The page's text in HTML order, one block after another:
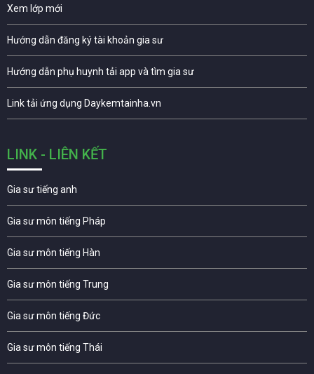
Xem lớp mới
Hướng dẫn đăng ký tài khoản gia sư
Hướng dẫn phụ huynh tải app và tìm gia sư
Link tải ứng dụng Daykemtainha.vn
LINK - LIÊN KẾT
Gia sư tiếng anh
Gia sư môn tiếng Pháp
Gia sư môn tiếng Hàn
Gia sư môn tiếng Trung
Gia sư môn tiếng Đức
Gia sư môn tiếng Thái